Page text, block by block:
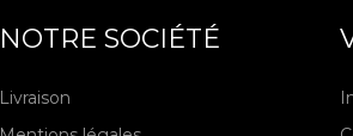
NOTRE SOCIÉTÉ
Livraison